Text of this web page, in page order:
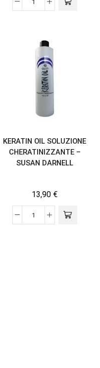
KERATIN OIL SOLUZIONE
CHERATINIZZANTE –
SUSAN DARNELL
13,90 €